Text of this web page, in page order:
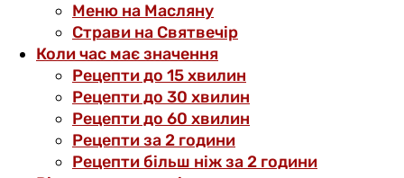
Меню на Масляну
Страви на Святвечір
Коли час має значення
Рецепти до 15 хвилин
Рецепти до 30 хвилин
Рецепти до 60 хвилин
Рецепти за 2 години
Рецепти більш ніж за 2 години